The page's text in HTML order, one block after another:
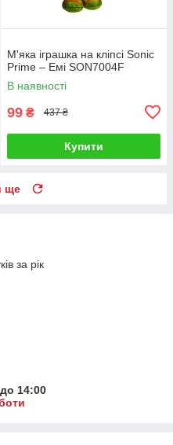
М'яка іграшка на кліпсі Sonic
Prime – Емі SON7004F
В наявності
99 ₴ 437 ₴
Купити
ще
за рік
14:00